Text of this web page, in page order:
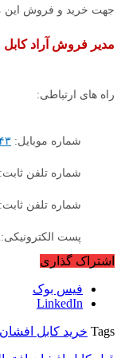
جهت خرید و فروش این
مدیر فروش آراد کابل
راه های ارتباطی:
شماره موبایل:
شماره تلفن ثابت: 02136871072 – 02136871294
شماره تلفن ثابت: 02136613840 -02133911013
پست الکترونیکی:aradcable@gmail.com
اشتراک گذاری
فیس بوک
LinkedIn
Tags خرید کابل افشان